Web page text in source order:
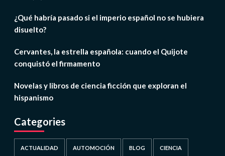
¿Qué habría pasado si el imperio español no se hubiera
disuelto?
Cervantes, la estrella española: cuando el Quijote
conquistó el firmamento
Novelas y libros de ciencia ficción que exploran el
hispanismo
Categories
ACTUALIDAD AUTOMOCIÓN BLOG CIENCIA